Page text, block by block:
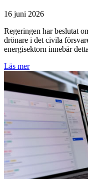
16 juni 2026
Regeringen har beslutat
drönare i det civila
energisektorn innebär
Läs mer